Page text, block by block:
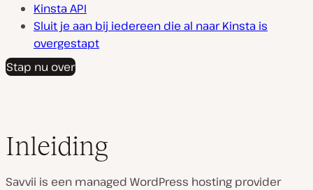
Kinsta API
Sluit je aan bij iedereen die al naar Kinsta is
overgestapt
Stap nu over
Inleiding
Savvii is een managed WordPress hosting provider